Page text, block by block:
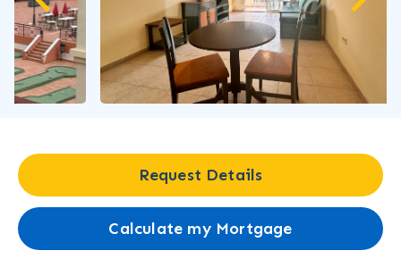
Request Details
Calculate my Mortgage